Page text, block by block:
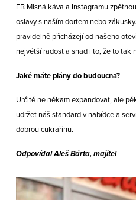
FB Mlsná káva a Instagramu
oslavy s naším dortem nebo
pravidelně přicházejí od našeho
největší radost a snad i to, že to tak
Jaké máte plány do budoucna?
Určitě ne někam expandovat, ale
udržet náš standard v nabídce a
dobrou cukrařinu.
Odpovídal Aleš Bárta, majitel